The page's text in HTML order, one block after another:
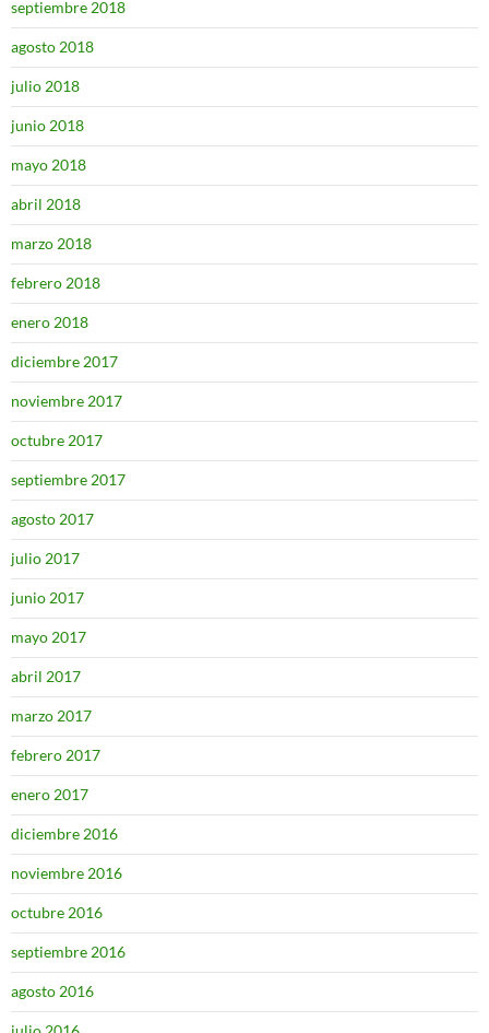
septiembre 2018
agosto 2018
julio 2018
junio 2018
mayo 2018
abril 2018
marzo 2018
febrero 2018
enero 2018
diciembre 2017
noviembre 2017
octubre 2017
septiembre 2017
agosto 2017
julio 2017
junio 2017
mayo 2017
abril 2017
marzo 2017
febrero 2017
enero 2017
diciembre 2016
noviembre 2016
octubre 2016
septiembre 2016
agosto 2016